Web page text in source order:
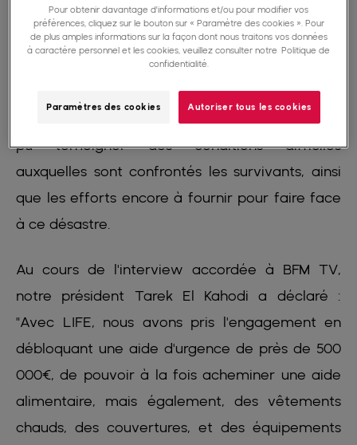
La chaîne d'information BFM TV a mis en
lumière les efforts déployés sur le terrain par
notre ONG lors de son émission "L'aprem info"
présentée par Pauline Simonet. Notre équipe a
pu témoigner des conditions difficiles
auxquelles sont confrontés les survivants, ainsi
que les efforts encore à fournir pour faire face
à ce désastre.
Au cours de l'interview accordée à BFM TV,
notre président Tarek El Kahodi a déclaré :
"Avec LIFE, nous avons pris l'engagement en
débloquant une aide d'urgence de près de 500
000€, de pouvoir à la fois acheminer une aide
alimentaire, mais également, des vêtements
chauds, des couvertures, et des équipements
Pour obtenir davantage d'informations et/ou pour modifier vos
préférences, cliquez sur le bouton sur « Paramètre des cookies ». Pour
de plus amples informations sur la façon dont nous traitons vos données
à caractère personnel et les cookies, veuillez consulter notre Politique de
confidentialité.
Paramètres des cookies Autoriser tous les cookies